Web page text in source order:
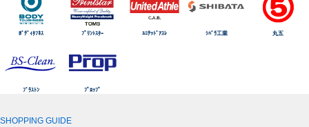
ﾎﾞﾃﾞｨﾀﾌﾈｽ ﾌﾟﾘﾝﾄｽﾀｰ ﾕﾆﾃｯﾄﾞｱｽﾚ ｼﾊﾞﾗ工業 丸五
ﾌﾞﾗｽﾄﾝ ﾌﾟﾛｯﾌﾟ
SHOPPING GUIDE